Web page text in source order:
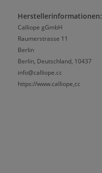
Herstellerinformationen:
Calliope gGmbH
Raumerstrasse 11
Berlin
Berlin, Deutschland, 10437
info@calliope.cc
https://www.calliope,cc